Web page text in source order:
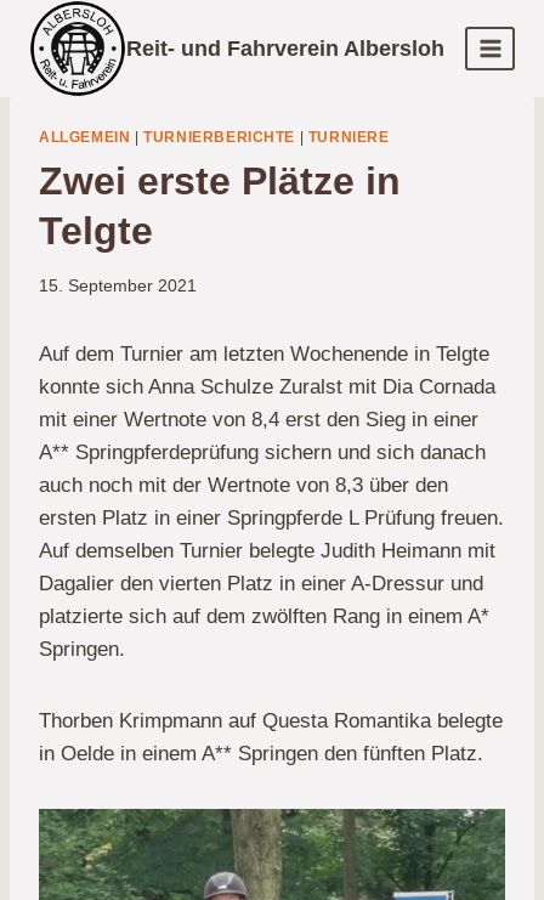
Inhalt
springen
Reit- und Fahrverein Albersloh
ALLGEMEIN |TURNIERBERICHTE TURNIERE
Zwei erste Plätze in
Telgte
15. September 2021
Auf dem Turnier am letzten Wochenende in Telgte
konnte sich Anna Schulze Zuralst mit Dia Cornada
mit einer Wertnote von 8,4 erst den Sieg in einer
A** Springpferdeprüfung sichern und sich danach
auch noch mit der Wertnote von 8,3 über den
ersten Platz in einer Springpferde L Prüfung freuen.
Auf demselben Turnier belegte Judith Heimann mit
Dagalier den vierten Platz in einer A-Dressur und
platzierte sich auf dem zwölften Rang in einem A*
Springen.
Thorben Krimpmann auf Questa Romantika belegte
in Oelde in einem A** Springen den fünften Platz.